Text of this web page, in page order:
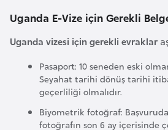
Uganda E-Vize için Gerekli
Uganda vizesi için gerekli evraklar
Pasaport: 10 seneden eski
Seyahat tarihi dönüş tarihi
geçerliliği olmalıdır.
Biyometrik fotoğraf:
fotoğrafın son 6 ay içerisinde
r
s